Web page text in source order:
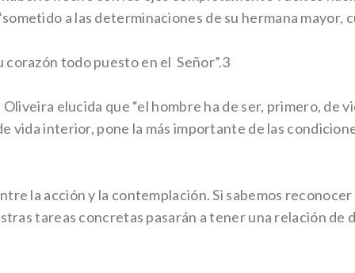
a las determinaciones de su hermana mayor,
todo puesto en el Señor”.3
elucida que “el hombre ha de ser, primero, de
vida interior, pone la más importante de las
la acción y la contemplación. Si sabemos
tareas concretas pasarán a tener una relación de